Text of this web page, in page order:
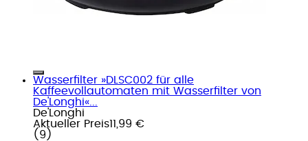
Wasserfilter »DLSC002 für alle
Kaffeevollautomaten mit Wasserfilter von
De'Longhi«...
De'Longhi
Aktueller Preis11,99 €
( 9 )